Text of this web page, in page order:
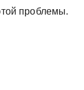
проблемы.